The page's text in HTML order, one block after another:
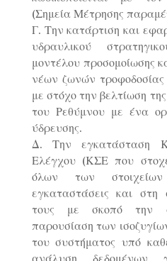
(Σημεία Μέτρησης
Γ. Την κατάρτιση και
υδραυλικού
μοντέλου προσομοίωσης
νέων ζωνών
με στόχο την βελτίωση
του Ρεθύμνου με ένα
ύδρευσης.
Δ. Την εγκατάσταση
Ελέγχου (ΚΣΕ που
όλων των
εγκαταστάσεις και στη
τους με σκοπό την
παρουσίαση των
του συστήματος υπό